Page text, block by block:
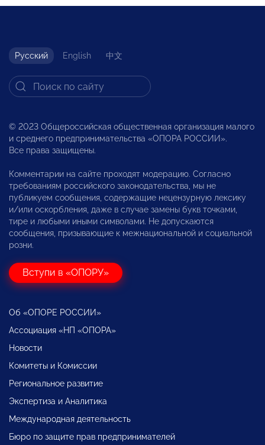
Русский English 中文
© 2023 Общероссийская общественная организация малого
и среднего предпринимательства «ОПОРА РОССИИ».
Все права защищены.
Комментарии на сайте проходят модерацию. Согласно
требованиям российского законодательства, мы не
публикуем сообщения, содержащие нецензурную лексику
и/или оскорбления, даже в случае замены букв точками,
тире и любыми иными символами. Не допускаются
сообщения, призывающие к межнациональной и социальной
розни.
Вступи в «ОПОРУ»
Об «ОПОРЕ РОССИИ»
Ассоциация «НП «ОПОРА»
Новости
Комитеты и Комиссии
Региональное развитие
Экспертиза и Аналитика
Международная деятельность
Бюро по защите прав предпринимателей